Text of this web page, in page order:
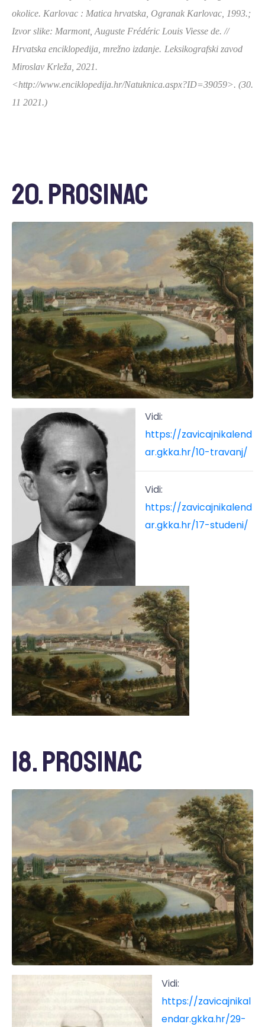
okolice. Karlovac : Matica hrvatska, Ogranak Karlovac, 1993.;
Izvor slike: Marmont, Auguste Frédéric Louis Viesse de. //
Hrvatska enciklopedija, mrežno izdanje. Leksikografski zavod
Miroslav Krleža, 2021.
<http://www.enciklopedija.hr/Natuknica.aspx?ID=39059>. (30.
11 2021.)
20. prosinac
Vidi:
https://zavicajnikalend
ar.gkka.hr/10-travanj/
Vidi:
https://zavicajnikalend
ar.gkka.hr/17-studeni/
18. prosinac
Vidi:
https://zavicajnikal
endar.gkka.hr/29-